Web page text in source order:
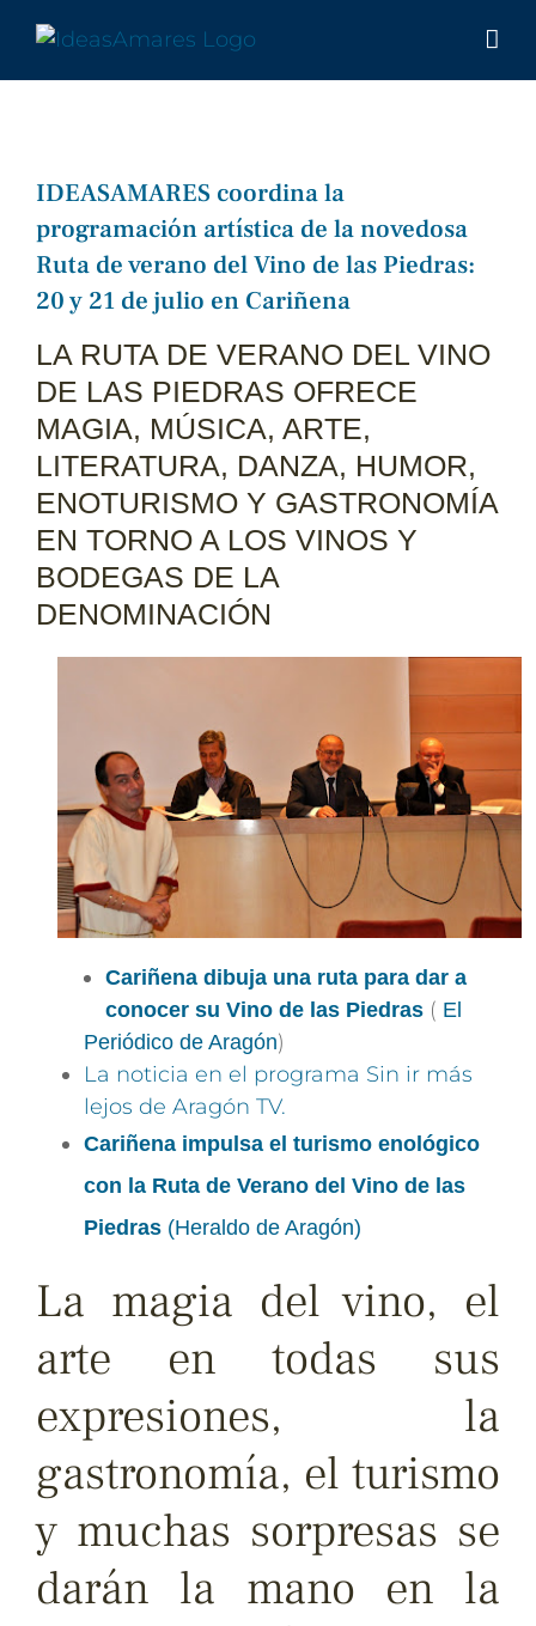
contenido
IDEASAMARES coordina la
programación artística de la novedosa
Ruta de verano del Vino de las Piedras:
20 y 21 de julio en Cariñena
LA RUTA DE VERANO DEL VINO
DE LAS PIEDRAS OFRECE
MAGIA, MÚSICA, ARTE,
LITERATURA, DANZA, HUMOR,
ENOTURISMO Y GASTRONOMÍA
EN TORNO A LOS VINOS Y
BODEGAS DE LA
DENOMINACIÓN
Cariñena dibuja una ruta para dar a
conocer su Vino de las Piedras ( El
Periódico de Aragón)
La noticia en el programa Sin ir más
lejos de Aragón TV.
Cariñena impulsa el turismo enológico
con la Ruta de Verano del Vino de las
Piedras (Heraldo de Aragón)
La magia del vino, el
arte en todas sus
expresiones, la
gastronomía, el turismo
y muchas sorpresas se
darán la mano en la